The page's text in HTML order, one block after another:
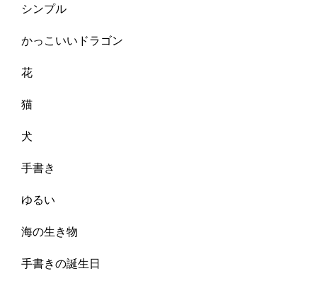
シンプル
かっこいいドラゴン
花
猫
犬
手書き
ゆるい
海の生き物
手書きの誕生日